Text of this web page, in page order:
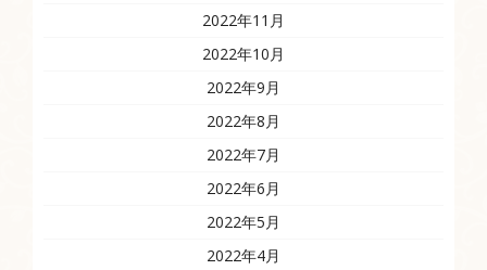
2022年11月
2022年10月
2022年9月
2022年8月
2022年7月
2022年6月
2022年5月
2022年4月